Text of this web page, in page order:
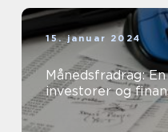
15. januar 2024
Månedsfradrag:
investorer og